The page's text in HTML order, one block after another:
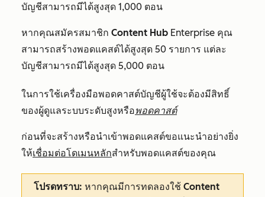
บัญชีสามารถมีได้สูงสุด 1,000 ตอน
หากคุณสมัครสมาชิก Content Hub Enterprise คุณ
สามารถสร้างพอดแคสต์ได้สูงสุด 50 รายการ แต่ละ
บัญชีสามารถมีได้สูงสุด 5,000 ตอน
ในการใช้เครื่องมือพอดคาสต์บัญชีผู้ใช้จะต้องมีสิทธิ์
ของผู้ดูแลระบบระดับสูงหรือพอดคาสต์
ก่อนที่จะสร้างหรือนำเข้าพอดแคสต์ขอแนะนำอย่างยิ่ง
ให้เชื่อมต่อโดเมนหลักสำหรับพอดแคสต์ของคุณ
โปรดทราบ: หากคุณมีการทดลองใช้ Content